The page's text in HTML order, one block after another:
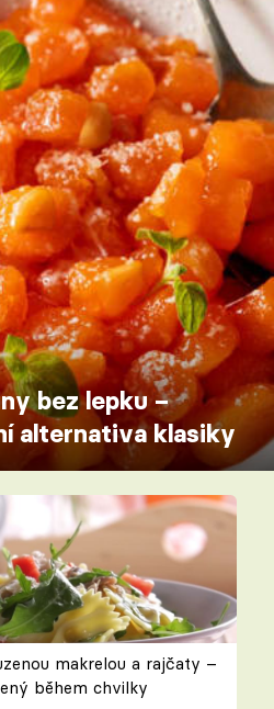
bez lepku –
alternativa klasiky
makrelou a rajčaty –
během chvilky